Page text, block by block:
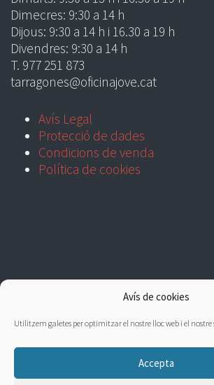
Avís de cookies
Utilitzem galetes per optimitzar el nostre lloc web i el nostre
Accepta
Dimecres: 9:30 a 14 h
Dijous: 9:30 a 14 h i 16.30 a 19 h
Divendres: 9:30 a 14 h
T. 977 251 873
tarragones@oficinajove.cat
Avís Legal
Protecció de dades
Condicions de venda
Política de cookies